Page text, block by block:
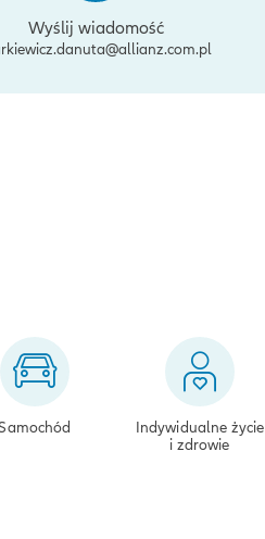
Wyślij wiadomość
Indywidualne życie
i zdrowie